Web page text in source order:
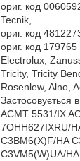
ориг. код
Tecnik,
ориг. код
ориг. код
Electrolux,
Tricity, Tricity
Rosenlew, Alno,
Застосовується
ACMT 5531/IX
7OHH627IXRU/
C3BM6(X)F/HA
C3VM5(W)UA/